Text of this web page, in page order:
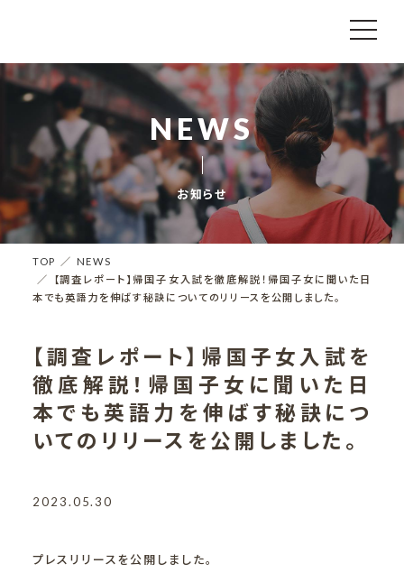
NEWS
お知らせ
TOP
NEWS
【調査レポート】帰国子女入試を徹底解説！帰国子女に聞いた日
本でも英語力を伸ばす秘訣についてのリリースを公開しました。
【調査レポート】帰国子女入試を
徹底解説！帰国子女に聞いた日
本でも英語力を伸ばす秘訣につ
いてのリリースを公開しました。
2023.05.30
プレスリリースを公開しました。